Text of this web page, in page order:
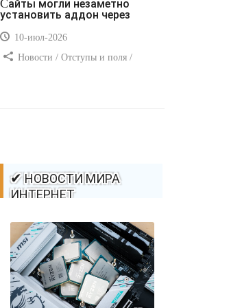
Сайты могли незаметно
установить аддон через
10-июл-2026
Новости / Отступы и поля /
✔ НОВОСТИ МИРА
ИНТЕРНЕТ